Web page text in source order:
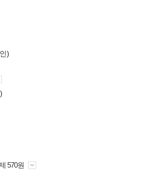
)
570원